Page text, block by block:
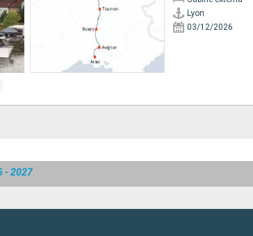
Lyon
03/12/2026
- 2027